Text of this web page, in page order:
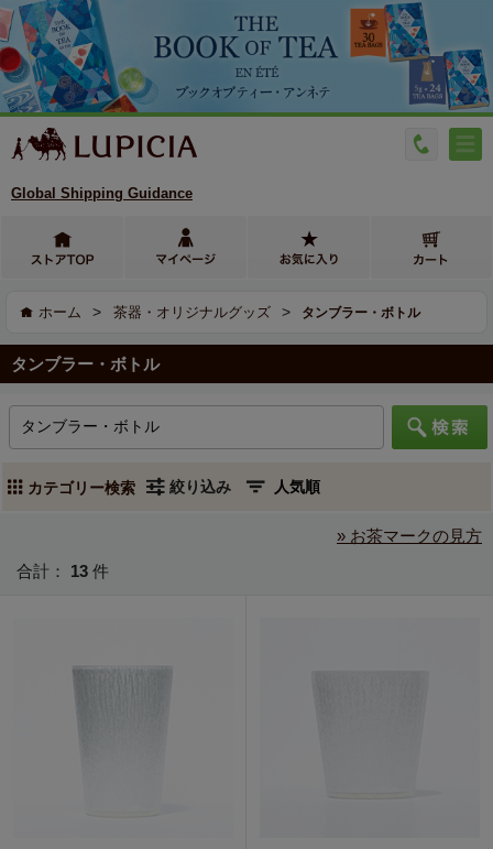
Global Shipping Guidance
ホーム > 茶器・オリジナルグッズ > タンブラー・ボトル
タンブラー・ボトル
カテゴリー検索 絞り込み
» お茶マークの見方
合計： 13 件